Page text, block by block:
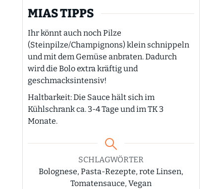
MIAS TIPPS
Ihr könnt auch noch Pilze
(Steinpilze/Champignons) klein schnippeln
und mit dem Gemüse anbraten. Dadurch
wird die Bolo extra kräftig und
geschmacksintensiv!
Haltbarkeit: Die Sauce hält sich im
Kühlschrank ca. 3-4 Tage und im TK 3
Monate.
SCHLAGWÖRTER
Bolognese, Pasta-Rezepte, rote Linsen,
Tomatensauce, Vegan